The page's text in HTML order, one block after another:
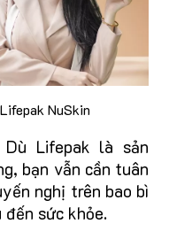
NuSkin
Dù Lifepak là sản
bạn vẫn cần tuân
nghị trên bao bì
sức khỏe.